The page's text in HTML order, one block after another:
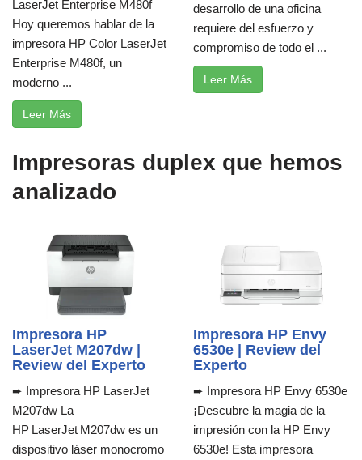
LaserJet Enterprise M480f
Hoy queremos hablar de la
impresora HP Color LaserJet
Enterprise M480f, un
moderno ...
Leer Más
desarrollo de una oficina
requiere del esfuerzo y
compromiso de todo el ...
Leer Más
Impresoras duplex que hemos
analizado
Impresora HP
LaserJet M207dw |
Review del Experto
➨ Impresora HP LaserJet
M207dw La
HP LaserJet M207dw es un
dispositivo láser monocromo
Impresora HP Envy
6530e | Review del
Experto
➨ Impresora HP Envy 6530e
¡Descubre la magia de la
impresión con la HP Envy
6530e! Esta impresora